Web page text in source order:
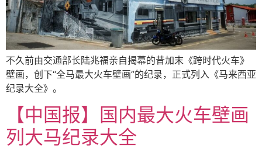
不久前由交通部长陆兆福亲自揭幕的昔加末《跨时代火车》
壁画，创下“全马最大火车壁画”的纪录，正式列入《马来西亚
纪录大全》。
【中国报】国内最大火车壁画
列大马纪录大全